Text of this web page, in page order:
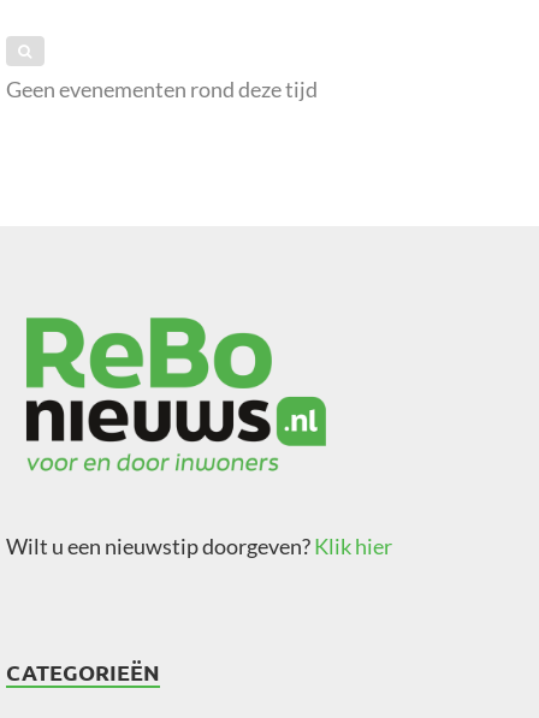
Geen evenementen rond deze tijd
Wilt u een nieuwstip doorgeven?Klik hier
CATEGORIEËN